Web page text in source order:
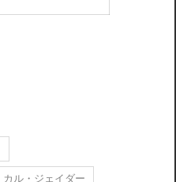
カル・ジェイダー